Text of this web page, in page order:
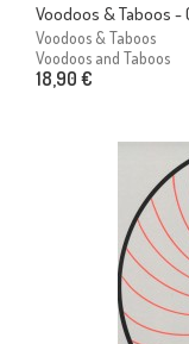
Voodoos & Taboos -
Voodoos & Taboos
Voodoos and Taboos
18,90 €